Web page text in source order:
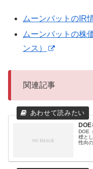
ムーンバットのIR
ムーンバットの株
ンス）
関連記事
DOE
標と
性向